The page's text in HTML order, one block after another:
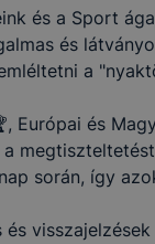
és a Sport
és
a
, Európai és
során, így